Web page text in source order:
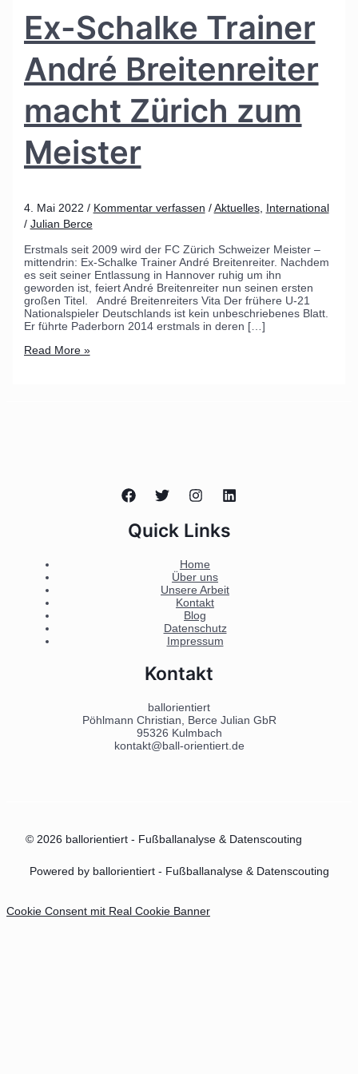
Ex-Schalke Trainer
André Breitenreiter
macht Zürich zum
Meister
4. Mai 2022 / Kommentar verfassen /Aktuelles, International
/ Julian Berce
Erstmals seit 2009 wird der FC Zürich Schweizer Meister –
mittendrin: Ex-Schalke Trainer André Breitenreiter. Nachdem
es seit seiner Entlassung in Hannover ruhig um ihn
geworden ist, feiert André Breitenreiter nun seinen ersten
großen Titel. André Breitenreiters Vita Der frühere U-21
Nationalspieler Deutschlands ist kein unbeschriebenes Blatt.
Er führte Paderborn 2014 erstmals in deren […]
Read More »
Quick Links
Home
Über uns
Unsere Arbeit
Kontakt
Blog
Datenschutz
Impressum
Kontakt
ballorientiert
Pöhlmann Christian, Berce Julian GbR
95326 Kulmbach
kontakt@ball-orientiert.de
© 2026 ballorientiert - Fußballanalyse & Datenscouting
Powered by ballorientiert - Fußballanalyse & Datenscouting
Cookie Consent mit Real Cookie Banner